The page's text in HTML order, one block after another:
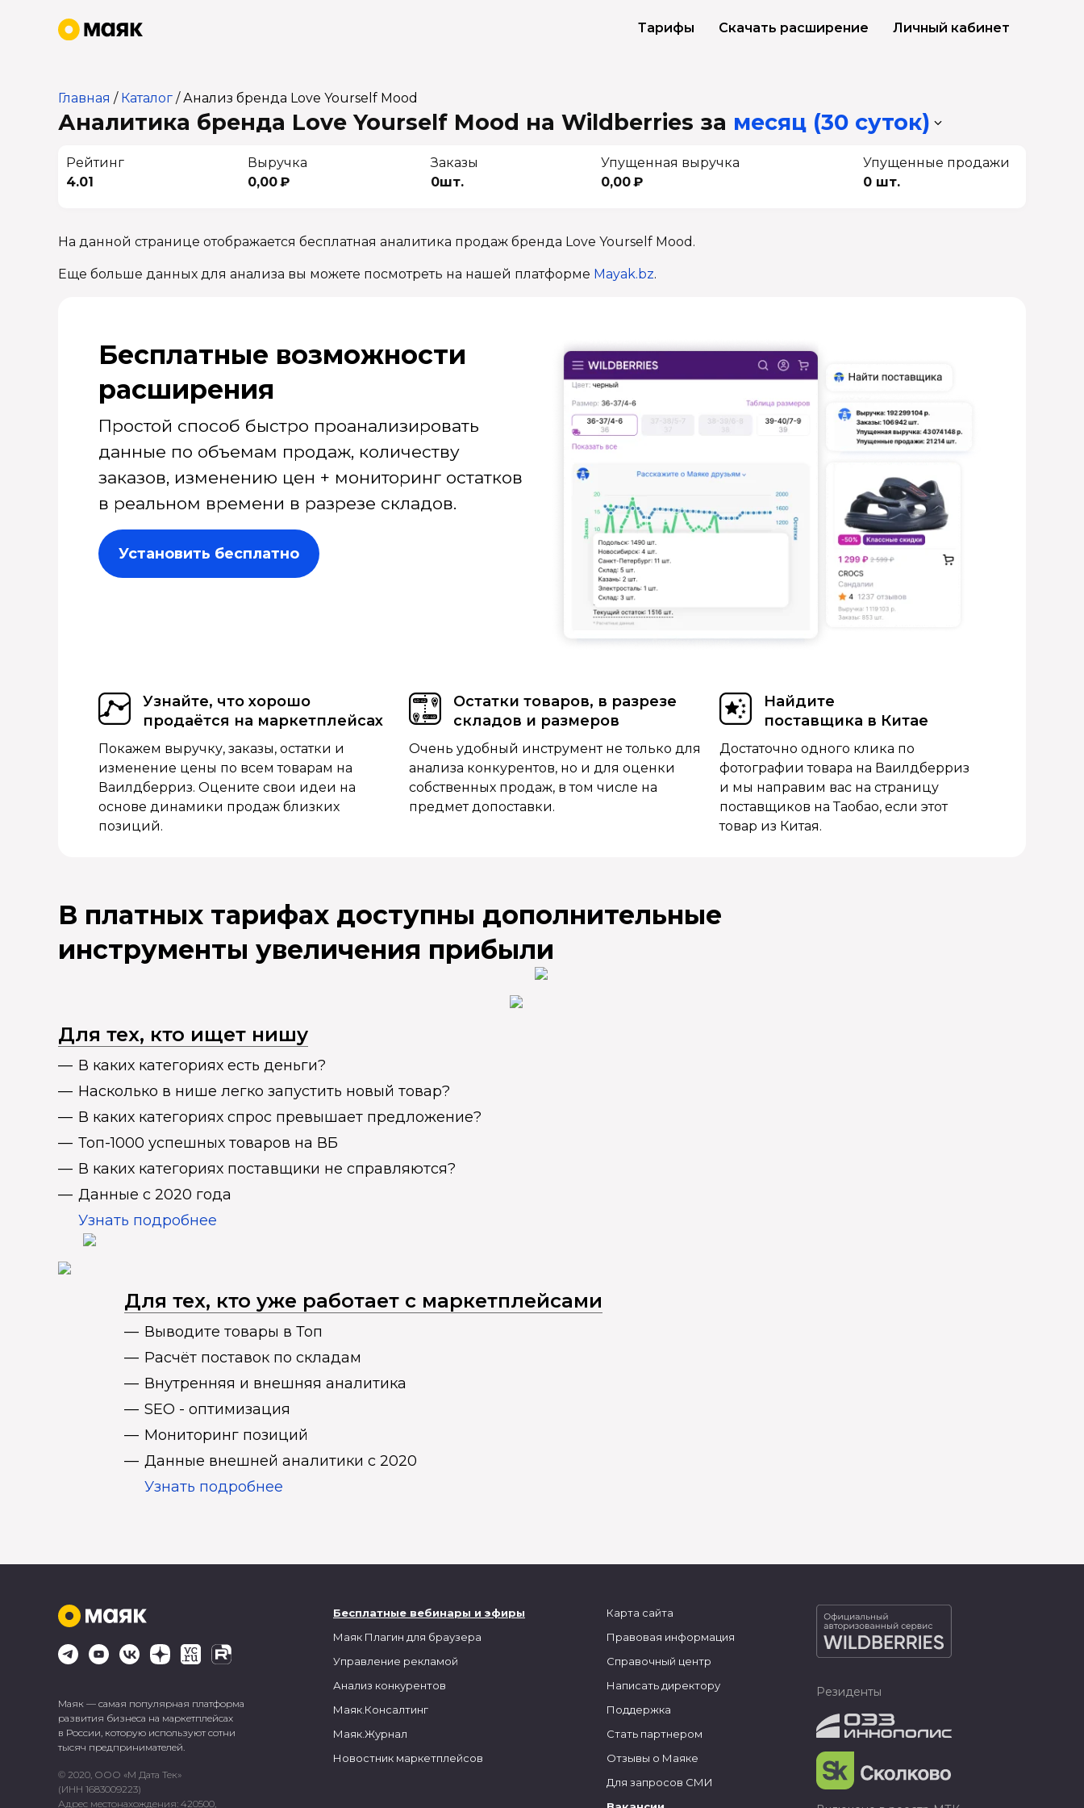
Тарифы Скачать расширение Личный кабинет
Главная / Каталог /Анализ бренда Love Yourself Mood
Аналитика бренда Love Yourself Mood на Wildberries за месяц (30 суток)
Рейтинг
4.01
Выручка
0,00 ₽
Заказы
0шт.
Упущенная выручка
0,00 ₽
Упущенные продажи
0 шт.
На данной странице отображается бесплатная аналитика продаж бренда Love Yourself Mood.
Еще больше данных для анализа вы можете посмотреть на нашей платформе Mayak.bz.
Бесплатные возмож­ности
расширения
Простой способ быстро проанализировать
данные по объемам продаж, количеству
заказов, изменению цен + мониторинг остатков
в реальном времени в разрезе складов.
Установить бесплатно
Узнайте, что хорошо
продаётся на маркетплейсах
Покажем выручку, заказы, остатки и
изменение цены по всем товарам на
Ваилдберриз. Оцените свои идеи на
основе динамики продаж близких
позиций.
Остатки товаров, в разрезе
складов и размеров
Очень удобный инструмент не только для
анализа конкурентов, но и для оценки
собственных продаж, в том числе на
предмет допоставки.
Найдите
поставщика в Китае
Достаточно одного клика по
фотографии товара на Ваилдберриз
и мы направим вас на страницу
поставщиков на Таобао, если этот
товар из Китая.
В платных тарифах доступны дополнительные
инструменты увеличения прибыли
Для тех, кто ищет нишу
В каких категориях есть деньги?
Насколько в нише легко запустить новый товар?
В каких категориях спрос превышает предложение?
Топ-1000 успешных товаров на ВБ
В каких категориях поставщики не справляются?
Данные с 2020 года
Узнать подробнее
Для тех, кто уже работает с маркетплейсами
Выводите товары в Топ
Расчёт поставок по складам
Внутренняя и внешняя аналитика
SEO - оптимизация
Мониторинг позиций
Данные внешней аналитики с 2020
Узнать подробнее
Маяк — самая популярная платформа
развития бизнеса на маркетплейсах
в России, которую используют сотни
тысяч предпринимателей.
© 2020, ООО «М Дата Тек»
(ИНН 1683009223)
Адрес местонахождения: 420500,
Бесплатные вебинары и эфиры
Маяк Плагин для браузера
Управление рекламой
Анализ конкурентов
Маяк.Консалтинг
Маяк.Журнал
Новостник маркетплейсов
Карта сайта
Правовая информация
Справочный центр
Написать директору
Поддержка
Стать партнером
Отзывы о Маяке
Для запросов СМИ
Резиденты